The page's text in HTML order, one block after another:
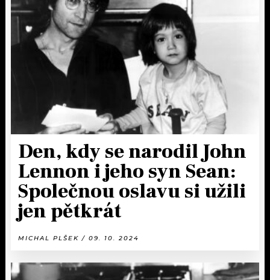
Den, kdy se narodil John
Lennon i jeho syn Sean:
Společnou oslavu si užili
jen pětkrát
MICHAL PLŠEK / 09. 10. 2024